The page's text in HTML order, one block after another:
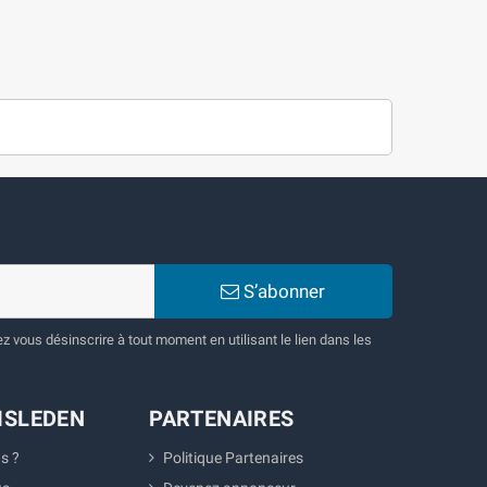
S’abonner
vous désinscrire à tout moment en utilisant le lien dans les
?
PARTENAIRES
Politique Partenaires